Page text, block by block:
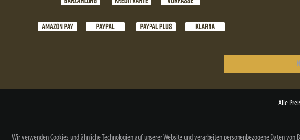
Alle
Wir verwenden Cookies und ähnliche Technologien auf unserer Website und verarbeiten personenbezogene Daten von